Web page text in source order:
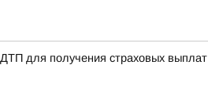
для получения страховых выплат